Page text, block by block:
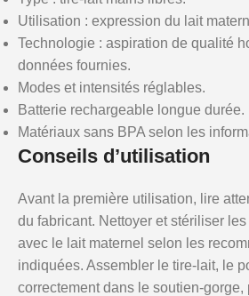
Utilisation : expression du lait
Technologie : aspiration de qualité
données fournies.
Modes et intensités réglables.
Batterie rechargeable longue durée.
Matériaux sans BPA selon les
Conseils d’utilisation
Avant la première utilisation, lire
du fabricant. Nettoyer et stériliser
avec le lait maternel selon les
indiquées. Assembler le tire-lait, le
correctement dans le soutien-